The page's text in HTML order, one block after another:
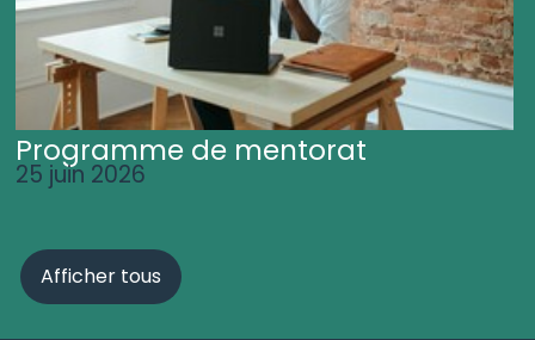
Programme de mentorat
25 juin 2026
Afficher tous